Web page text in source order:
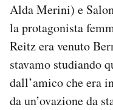
Alda Merini) e
la protagonista
Reitz era venuto
stavamo studiando
dall’amico che era
da un’ovazione da